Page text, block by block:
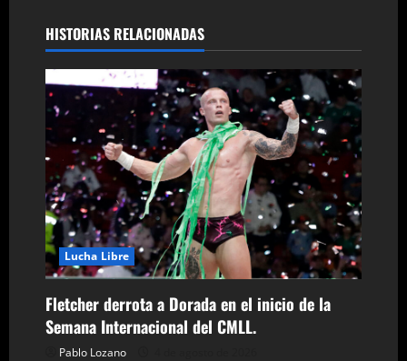
a
c
i
ó
n
d
e
e
HISTORIAS RELACIONADAS
Lucha Libre
Fletcher derrota a Dorada en el inicio de la
Semana Internacional del CMLL.
Pablo Lozano